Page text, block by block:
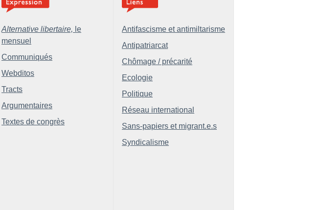
Alternative libertaire, le
mensuel
Communiqués
Webditos
Tracts
Argumentaires
Textes de congrès
Antifascisme et antimiltarisme
Antipatriarcat
Chômage / précarité
Ecologie
Politique
Réseau international
Sans-papiers et migrant.e.s
Syndicalisme